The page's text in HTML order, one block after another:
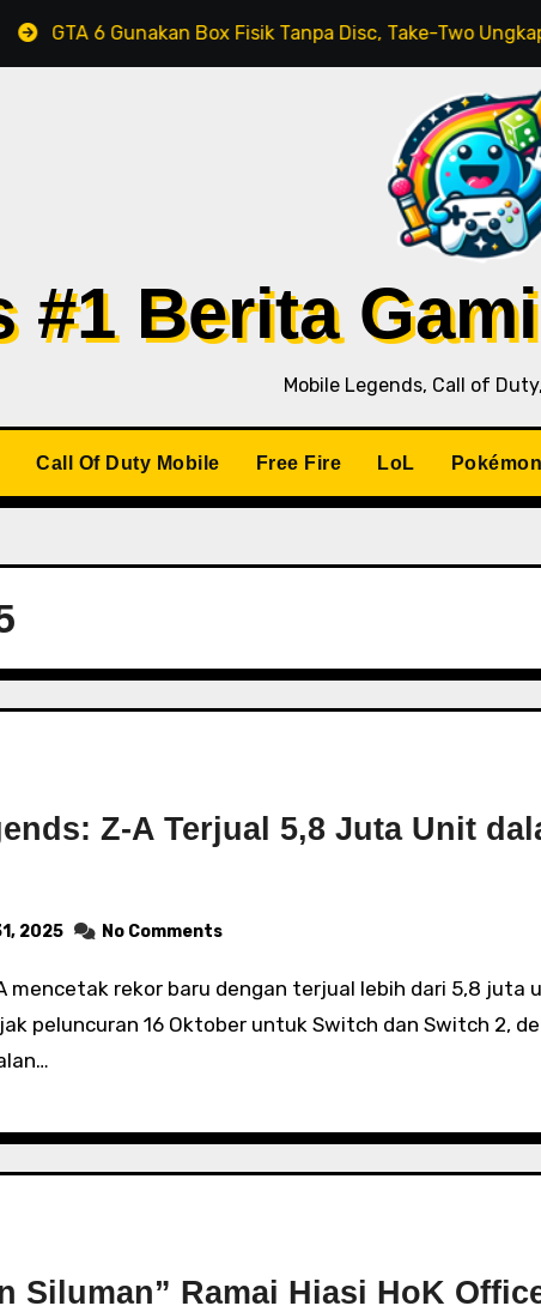
Gunakan Box Fisik Tanpa Disc, Take-Two Ungkap
#1 Berita
Mobile Legends, Call of
Call Of Duty Mobile Free Fire LoL
Z-A Terjual 5,8 Juta Unit
2025 No Comments
peluncuran 16 Oktober untuk Switch dan Switch 2,
Siluman” Ramai Hiasi HoK